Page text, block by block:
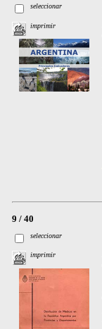
seleccionar
imprimir
9 / 40
seleccionar
imprimir